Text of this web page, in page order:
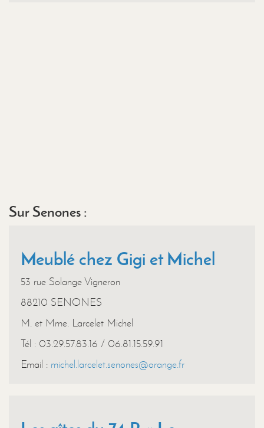
Sur Senones :
Meublé chez Gigi et Michel
53 rue Solange Vigneron
88210 SENONES
M. et Mme. Larcelet Michel
Tél : 03.29.57.83.16 / 06.81.15.59.91
Email : michel.larcelet.senones@orange.fr